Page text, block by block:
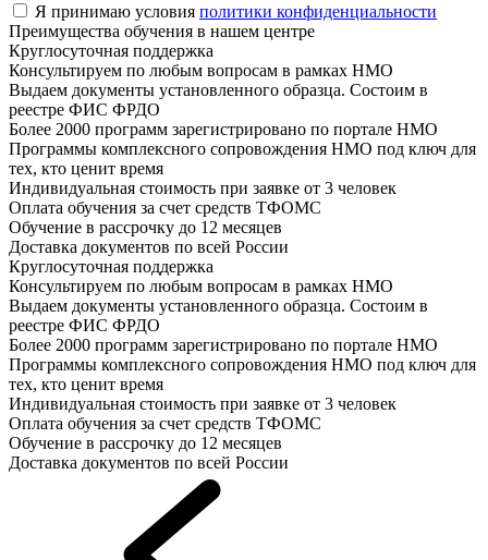
Я принимаю условия политики конфиденциальности
Преимущества обучения в нашем центре
Круглосуточная поддержка
Консультируем по любым вопросам в рамках НМО
Выдаем документы установленного образца. Состоим в
реестре ФИС ФРДО
Более 2000 программ зарегистрировано по портале НМО
Программы комплексного сопровождения НМО под ключ для
тех, кто ценит время
Индивидуальная стоимость при заявке от 3 человек
Оплата обучения за счет средств ТФОМС
Обучение в рассрочку до 12 месяцев
Доставка документов по всей России
Круглосуточная поддержка
Консультируем по любым вопросам в рамках НМО
Выдаем документы установленного образца. Состоим в
реестре ФИС ФРДО
Более 2000 программ зарегистрировано по портале НМО
Программы комплексного сопровождения НМО под ключ для
тех, кто ценит время
Индивидуальная стоимость при заявке от 3 человек
Оплата обучения за счет средств ТФОМС
Обучение в рассрочку до 12 месяцев
Доставка документов по всей России